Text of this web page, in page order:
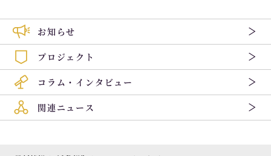
お知らせ
プロジェクト
コラム・インタビュー
関連ニュース